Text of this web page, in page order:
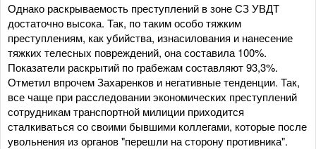
Однако раскрываемость преступлений в зоне СЗ УВДТ
достаточно высока. Так, по таким особо тяжким
преступлениям, как убийства, изнасилования и нанесение
тяжких телесных повреждений, она составила 100%.
Показатели раскрытий по грабежам составляют 93,3%.
Отметил впрочем Захаренков и негативные тенденции. Так,
все чаще при расследовании экономических преступлений
сотрудникам транспортной милиции приходится
сталкиваться со своими бывшими коллегами, которые после
увольнения из органов "перешли на сторону противника".